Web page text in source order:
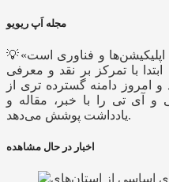
مجله اَپ ریویو
💡«و فناوری است
می کند؛ ابتدا با تمرکز بر نقد و معرفی
امروز دامنه گسترده تری از
آی تی را با خبر، مقاله و
یادداشت پوشش می‌دهد.
اخبار در حال مشاهده